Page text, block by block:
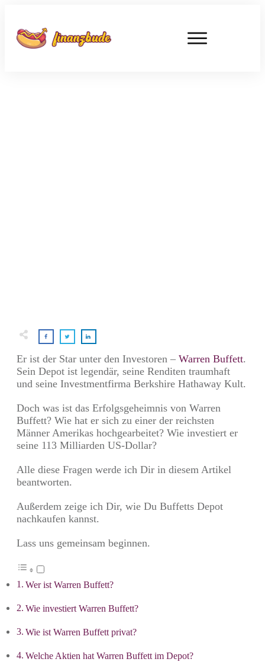
Er ist der Star unter den Investoren – Warren Buffett.
Sein Depot ist legendär, seine Renditen traumhaft
und seine Investmentfirma Berkshire Hathaway Kult.
Doch was ist das Erfolgsgeheimnis von Warren
Buffett? Wie hat er sich zu einer der reichsten
Männer Amerikas hochgearbeitet? Wie investiert er
seine 113 Milliarden US-Dollar?
Alle diese Fragen werde ich Dir in diesem Artikel
beantworten.
Außerdem zeige ich Dir, wie Du Buffetts Depot
nachkaufen kannst.
Lass uns gemeinsam beginnen.
Wer ist Warren Buffett?
Wie investiert Warren Buffett?
Wie ist Warren Buffett privat?
Welche Aktien hat Warren Buffett im Depot?